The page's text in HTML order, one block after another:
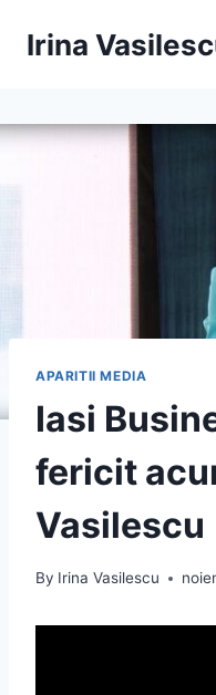
Irina
APARITII MEDIA
Iasi
fericit
Vasilescu
By Irina Vasilescu